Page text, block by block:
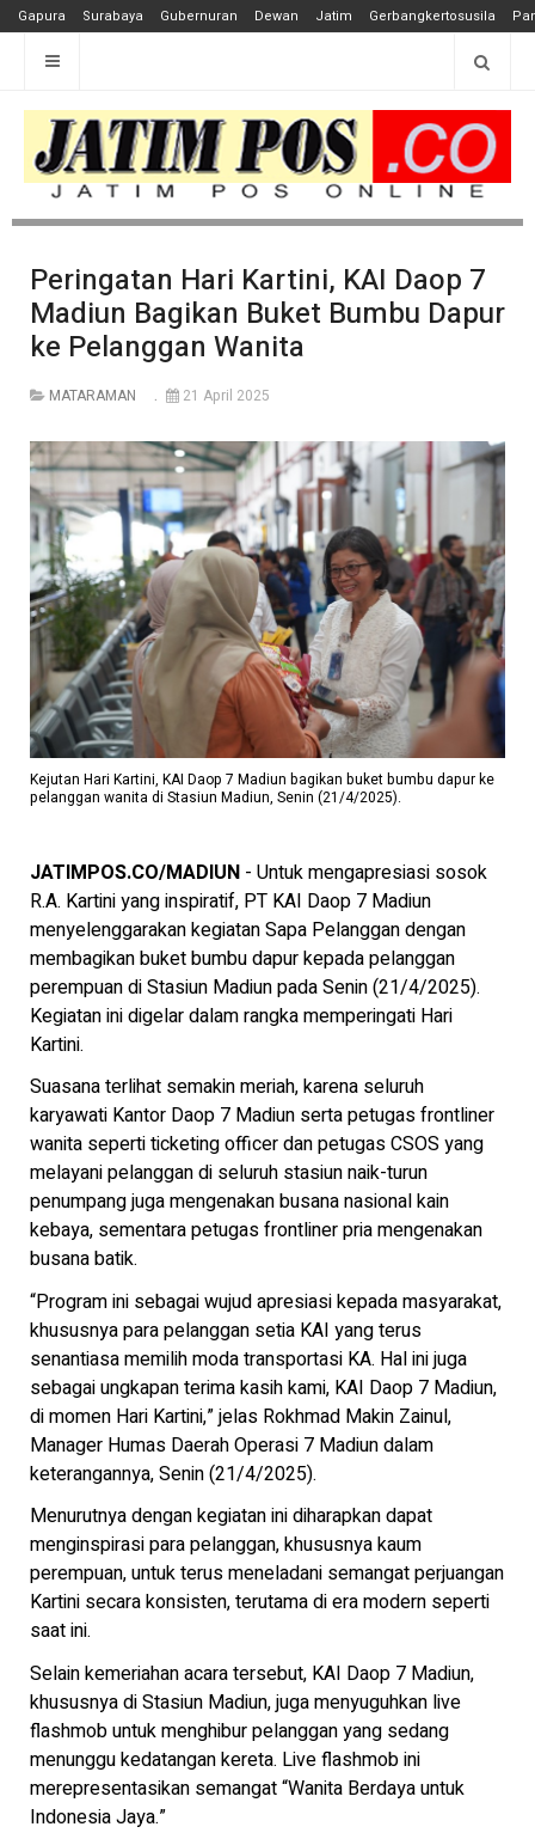
Gapura Surabaya Gubernuran Dewan Jatim Gerbangkertosusila
Peringatan Hari Kartini, KAI Daop 7
Madiun Bagikan Buket Bumbu Dapur
ke Pelanggan Wanita
MATARAMAN 21 April 2025
Kejutan Hari Kartini, KAI Daop 7 Madiun bagikan buket bumbu dapur ke
pelanggan wanita di Stasiun Madiun, Senin (21/4/2025).
JATIMPOS.CO/MADIUN - Untuk mengapresiasi sosok
R.A. Kartini yang inspiratif, PT KAI Daop 7 Madiun
menyelenggarakan kegiatan Sapa Pelanggan dengan
membagikan buket bumbu dapur kepada pelanggan
perempuan di Stasiun Madiun pada Senin (21/4/2025).
Kegiatan ini digelar dalam rangka memperingati Hari
Kartini.
Suasana terlihat semakin meriah, karena seluruh
karyawati Kantor Daop 7 Madiun serta petugas frontliner
wanita seperti ticketing officer dan petugas CSOS yang
melayani pelanggan di seluruh stasiun naik-turun
penumpang juga mengenakan busana nasional kain
kebaya, sementara petugas frontliner pria mengenakan
busana batik.
“Program ini sebagai wujud apresiasi kepada masyarakat,
khususnya para pelanggan setia KAI yang terus
senantiasa memilih moda transportasi KA. Hal ini juga
sebagai ungkapan terima kasih kami, KAI Daop 7 Madiun,
di momen Hari Kartini,” jelas Rokhmad Makin Zainul,
Manager Humas Daerah Operasi 7 Madiun dalam
keterangannya, Senin (21/4/2025).
Menurutnya dengan kegiatan ini diharapkan dapat
menginspirasi para pelanggan, khususnya kaum
perempuan, untuk terus meneladani semangat perjuangan
Kartini secara konsisten, terutama di era modern seperti
saat ini.
Selain kemeriahan acara tersebut, KAI Daop 7 Madiun,
khususnya di Stasiun Madiun, juga menyuguhkan live
flashmob untuk menghibur pelanggan yang sedang
menunggu kedatangan kereta. Live flashmob ini
merepresentasikan semangat “Wanita Berdaya untuk
Indonesia Jaya.”